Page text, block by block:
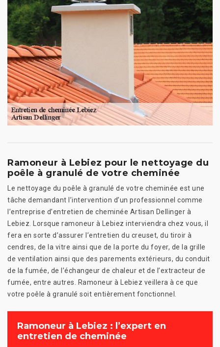
Ramoneur à Lebiez pour le nettoyage du
poêle à granulé de votre cheminée
Le nettoyage du poêle à granulé de votre cheminée est une
tâche demandant l’intervention d’un professionnel comme
l’entreprise d’entretien de cheminée Artisan Dellinger à
Lebiez. Lorsque ramoneur à Lebiez interviendra chez vous, il
fera en sorte d’assurer l’entretien du creuset, du tiroir à
cendres, de la vitre ainsi que de la porte du foyer, de la grille
de ventilation ainsi que des parements extérieurs, du conduit
de la fumée, de l’échangeur de chaleur et de l’extracteur de
fumée, entre autres. Ramoneur à Lebiez veillera à ce que
votre poêle à granulé soit entièrement fonctionnel.
Ramoneur à Lebiez : l’expert en
entretien de cheminée